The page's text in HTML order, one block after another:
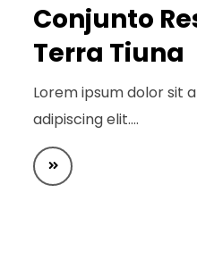
Conjunto
Terra Tiuna
Lorem ipsum dolor sit
adipiscing elit.…